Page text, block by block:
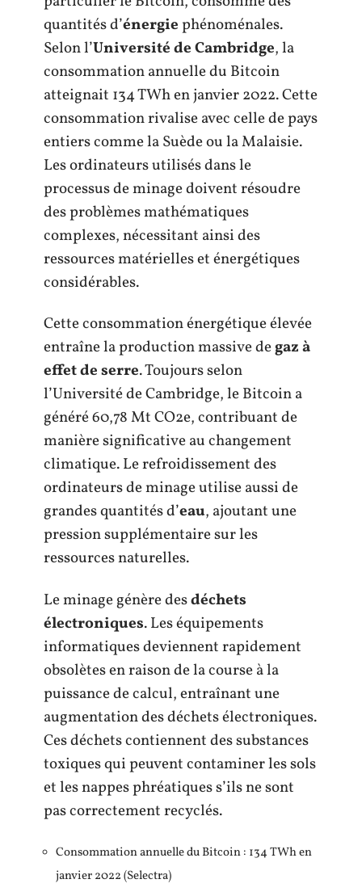
quantités d’énergiephénoménales.
Selon l’Université de Cambridge, la
consommation annuelle du Bitcoin
atteignait 134 TWh en janvier 2022. Cette
consommation rivalise avec celle de pays
entiers comme la Suède ou la Malaisie.
Les ordinateurs utilisés dans le
processus de minage doivent résoudre
des problèmes mathématiques
complexes, nécessitant ainsi des
ressources matérielles et énergétiques
considérables.
Cette consommation énergétique élevée
entraîne la production massive degaz à
effet de serre. Toujours selon
l’Université de Cambridge, le Bitcoin a
généré 60,78 Mt CO2e, contribuant de
manière significative au changement
climatique. Le refroidissement des
ordinateurs de minage utilise aussi de
grandes quantités d’eau, ajoutant une
pression supplémentaire sur les
ressources naturelles.
Le minage génère desdéchets
électroniques. Les équipements
informatiques deviennent rapidement
obsolètes en raison de la course à la
puissance de calcul, entraînant une
augmentation des déchets électroniques.
Ces déchets contiennent des substances
toxiques qui peuvent contaminer les sols
et les nappes phréatiques s’ils ne sont
pas correctement recyclés.
Consommation annuelle du Bitcoin : 134 TWh en
janvier 2022 (Selectra)